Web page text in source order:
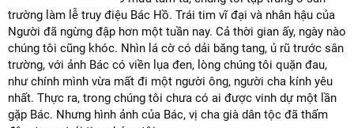
trường làm lễ truy điệu Bác Hồ. Trái tim vĩ đại và nhân hậu của
Người đã ngừng đập hơn một tuần nay. Cả thời gian ấy, ngày nào
chúng tôi cũng khóc. Nhìn lá cờ có dải băng tang, ủ rũ trước sân
trường, với ảnh Bác có viền lụa đen, lòng chúng tôi quặn đau,
như chính mình vừa mất đi một người ông, người cha kính yêu
nhất. Thực ra, trong chúng tôi chưa có ai được vinh dự một lần
gặp Bác. Nhưng hình ảnh của Bác, vị cha già dân tộc đã thấm